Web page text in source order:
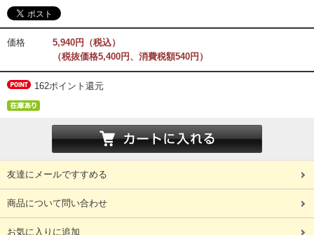
価格
5,940円（税込）
（税抜価格5,400円、消費税額540円）
162ポイント還元
友達にメールですすめる
商品について問い合わせ
お気に入りに追加